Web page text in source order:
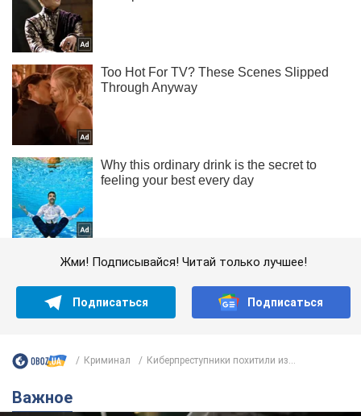
Жми! Подписывайся! Читай только лучшее!
Подписаться Подписаться
Криминал Киберпреступники похитили из...
Важное